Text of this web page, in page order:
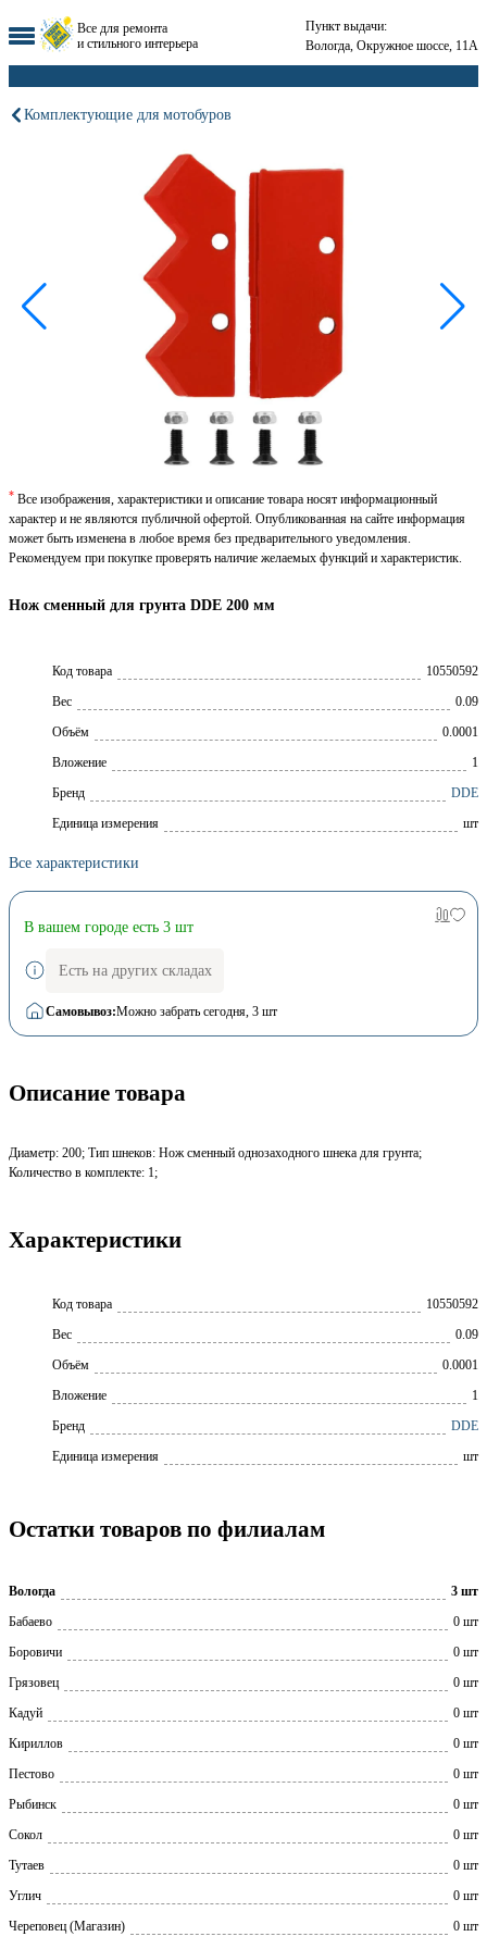
Все для ремонта
и стильного интерьера
Пункт выдачи:
Вологда, Окружное шоссе, 11А
Комплектующие для мотобуров
Нож сменный для грунта DDE 200 мм
Код товара
10550592
Вес
0.09
Объём
0.0001
Вложение
1
Брeнд
DDE
Единица измерения
шт
Все характеристики
* Все изображения, характеристики и описание товара носят информационный
характер и не являются публичной офертой. Опубликованная на сайте информация
может быть изменена в любое время без предварительного уведомления.
Рекомендуем при покупке проверять наличие желаемых функций и характеристик.
В вашем городе есть 3 шт
Есть на других складах
Самовывоз:Можно забрать сегодня, 3 шт
Описание товара
Диаметр: 200; Тип шнеков: Нож сменный однозаходного шнека для грунта;
Количество в комплекте: 1;
Характеристики
Код товара
10550592
Вес
0.09
Объём
0.0001
Вложение
1
Бренд
DDE
Единица измерения
шт
Остатки товаров по филиалам
Вологда
3 шт
Бабаево
0 шт
Боровичи
0 шт
Грязовец
0 шт
Кадуй
0 шт
Кириллов
0 шт
Пестово
0 шт
Рыбинск
0 шт
Сокол
0 шт
Тутаев
0 шт
Углич
0 шт
Череповец (Магазин)
0 шт